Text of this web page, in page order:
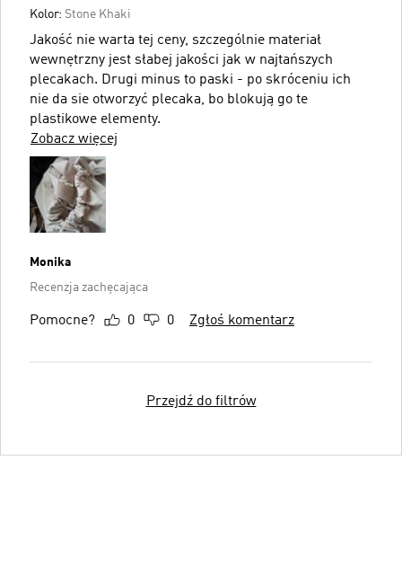
Kolor: Stone Khaki
Jakość nie warta tej ceny, szczególnie materiał
wewnętrzny jest słabej jakości jak w najtańszych
plecakach. Drugi minus to paski - po skróceniu ich
nie da sie otworzyć plecaka, bo blokują go te
plastikowe elementy.
Zobacz więcej
Monika
Recenzja zachęcająca
Pomocne? 0 0 Zgłoś komentarz
Przejdź do filtrów